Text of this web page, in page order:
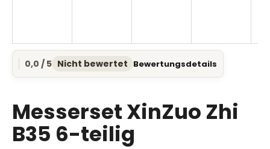
Die
durchschnittliche
ist
0,0
von
5
0,0 / 5 Nicht bewertet Bewertungsdetails
Messerset XinZuo Zhi
B35 6-teilig
SUCHEN
r
e